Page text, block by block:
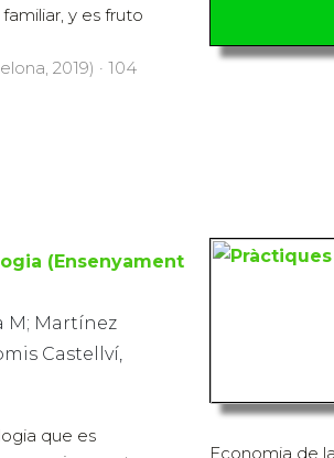
y es fruto
2019) · 104
(Ensenyament
M; Martínez
Castellví,
que es
Economia de